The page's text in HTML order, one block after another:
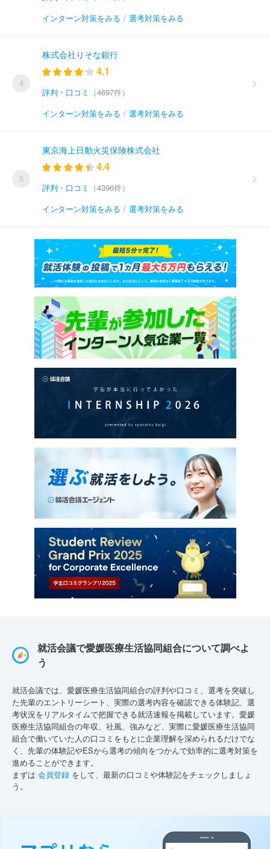
インターン対策をみる / 選考対策をみる
4
株式会社りそな銀行
4.1
評判・口コミ
（4697件）
インターン対策をみる / 選考対策をみる
5
東京海上日動火災保険株式会社
4.4
評判・口コミ
（4396件）
インターン対策をみる / 選考対策をみる
就活会議で愛媛医療生活協同組合について調べよ
う
就活会議では、愛媛医療生活協同組合の評判や口コミ、選考を突破し
た先輩のエントリーシート、実際の選考内容を確認できる体験記、選
考状況をリアルタイムで把握できる就活速報を掲載しています。愛媛
医療生活協同組合の年収、社風、強みなど、実際に愛媛医療生活協同
組合で働いていた人の口コミをもとに企業理解を深められるだけでな
く、先輩の体験記やESから選考の傾向をつかんで効率的に選考対策を
進めることができます。
まずは 会員登録 をして、最新の口コミや体験記をチェックしましょ
う。